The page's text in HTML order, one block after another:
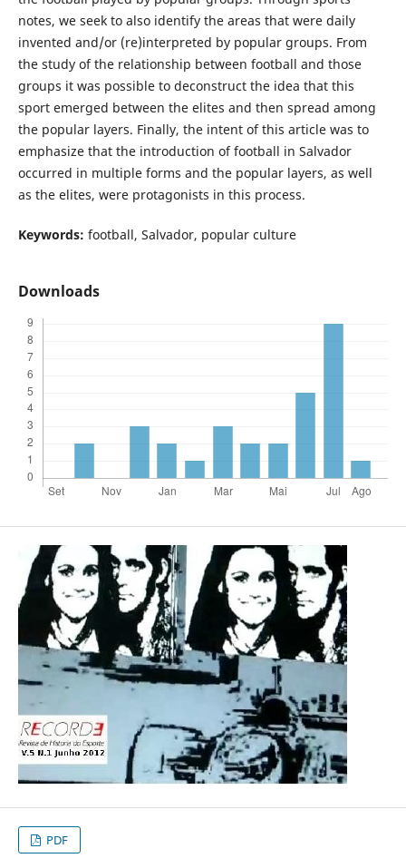
notes, we seek to also identify the areas that were daily
invented and/or (re)interpreted by popular groups. From
the study of the relationship between football and those
groups it was possible to deconstruct the idea that this
sport emerged between the elites and then spread among
the popular layers. Finally, the intent of this article was to
emphasize that the introduction of football in Salvador
occurred in multiple forms and the popular layers, as well
as the elites, were protagonists in this process.
Keywords: football, Salvador, popular culture
Downloads
PDF